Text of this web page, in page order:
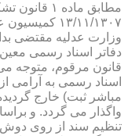
مطابق
۱۳/۱۱/۱۳۰۷
وزارت عدلیه مقتضی
دفاتر اسناد رسمی
قانون مرقوم، متوجه
اسناد رسمی به آرامی
مباشر ثبت) خارج
واگذار می گردد. و
تنظیم سند از روی